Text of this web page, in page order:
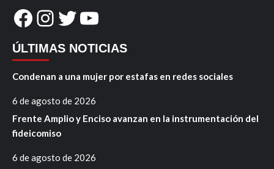
Facebook
Instagram
Twitter
YouTube
ÚLTIMAS NOTICIAS
Condenan a una mujer por estafas en redes sociales
6 de agosto de 2026
Frente Amplio y Enciso avanzan en la instrumentación del
fideicomiso
6 de agosto de 2026